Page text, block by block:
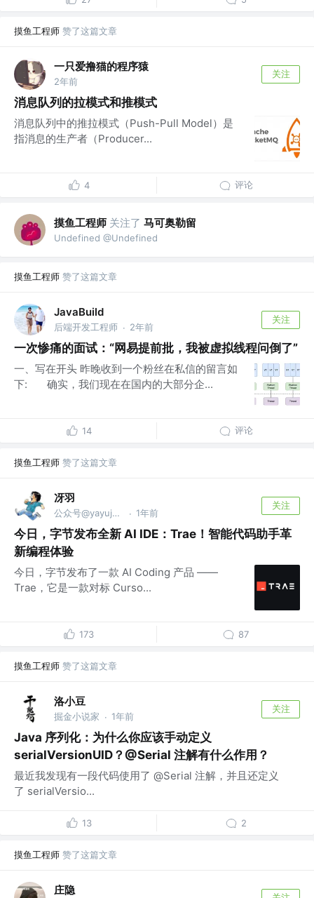
摸鱼工程师 赞了这篇文章
一只爱撸猫的程序猿
2年前
关注
消息队列的拉模式和推模式
消息队列中的推拉模式（Push-Pull Model）是
指消息的生产者（Producer...
4 评论
摸鱼工程师 关注了 马可奥勒留
Undefined @Undefined
摸鱼工程师 赞了这篇文章
JavaBuild
后端开发工程师 · 2年前
关注
一次惨痛的面试：“网易提前批，我被虚拟线程问倒了”
一、写在开头 昨晚收到一个粉丝在私信的留言如
下: 确实，我们现在在国内的大部分企...
14 评论
摸鱼工程师 赞了这篇文章
冴羽
公众号@yayujs @🏅掘金签约作者 · 1年前
关注
今日，字节发布全新 AI IDE：Trae！智能代码助手革
新编程体验
今日，字节发布了一款 AI Coding 产品 ——
Trae，它是一款对标 Curso...
173 87
摸鱼工程师 赞了这篇文章
洛小豆
掘金小说家 · 1年前
关注
Java 序列化：为什么你应该手动定义
serialVersionUID？@Serial 注解有什么作用？
最近我发现有一段代码使用了 @Serial 注解，并且还定义
了 serialVersio...
13 2
摸鱼工程师 赞了这篇文章
庄隐